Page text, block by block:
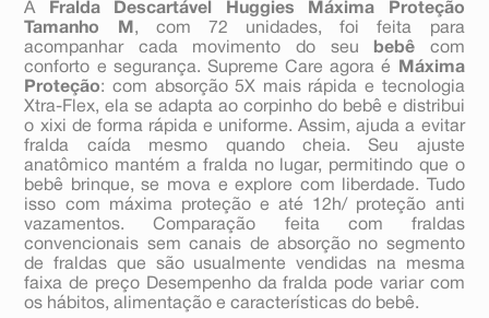
A
Fralda Descartável Huggies Máxima Proteção
Tamanho M , com 72 unidades, foi feita para
acompanhar cada movimento do seu
bebê com
conforto e segurança. Supreme Care agora é
Máxima
Proteção: com absorção 5X mais rápida e tecnologia
Xtra-Flex, ela se adapta ao corpinho do bebê e distribui
o xixi de forma rápida e uniforme. Assim, ajuda a evitar
fralda caída mesmo quando cheia. Seu ajuste
anatômico mantém a fralda no lugar, permitindo que o
bebê brinque, se mova e explore com liberdade. Tudo
isso com máxima proteção e até 12h/ proteção anti
vazamentos. Comparação feita com fraldas
convencionais sem canais de absorção no segmento
de fraldas que são usualmente vendidas na mesma
faixa de preço Desempenho da fralda pode variar com
os hábitos, alimentação e características do bebê.